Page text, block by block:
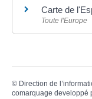
Carte de
Toute l'Europe
© Direction de
comarquage developpé